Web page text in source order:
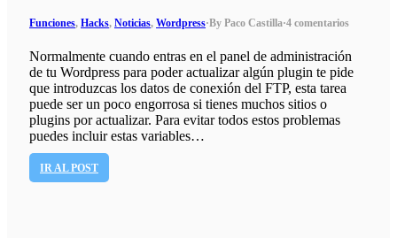
Funciones, Hacks, Noticias, Wordpress·By Paco Castilla·4 comentarios
Normalmente cuando entras en el panel de administración
de tu Wordpress para poder actualizar algún plugin te pide
que introduzcas los datos de conexión del FTP, esta tarea
puede ser un poco engorrosa si tienes muchos sitios o
plugins por actualizar. Para evitar todos estos problemas
puedes incluir estas variables…
IR AL POST